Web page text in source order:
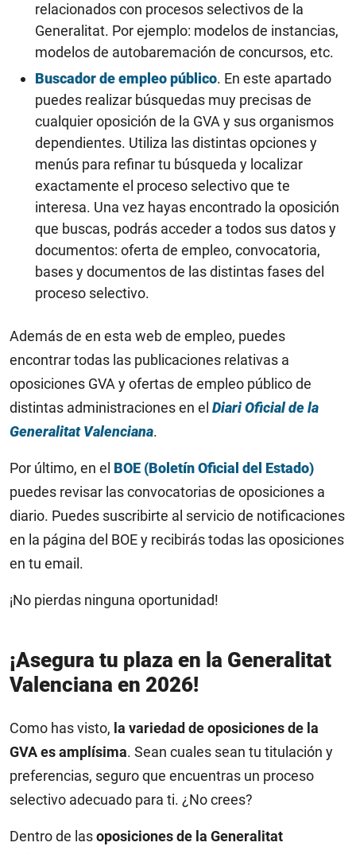
relacionados con procesos selectivos de la
Generalitat. Por ejemplo: modelos de instancias,
modelos de autobaremación de concursos, etc.
Buscador de empleo público. En este apartado
puedes realizar búsquedas muy precisas de
cualquier oposición de la GVA y sus organismos
dependientes. Utiliza las distintas opciones y
menús para refinar tu búsqueda y localizar
exactamente el proceso selectivo que te
interesa. Una vez hayas encontrado la oposición
que buscas, podrás acceder a todos sus datos y
documentos: oferta de empleo, convocatoria,
bases y documentos de las distintas fases del
proceso selectivo.
Además de en esta web de empleo, puedes
encontrar todas las publicaciones relativas a
oposiciones GVA y ofertas de empleo público de
distintas administraciones en el Diari Oficial de la
Generalitat Valenciana.
Por último, en el BOE (Boletín Oficial del Estado)
puedes revisar las convocatorias de oposiciones a
diario. Puedes suscribirte al servicio de notificaciones
en la página del BOE y recibirás todas las oposiciones
en tu email.
¡No pierdas ninguna oportunidad!
¡Asegura tu plaza en la Generalitat
Valenciana en 2026!
Como has visto, la variedad de oposiciones de la
GVA es amplísima. Sean cuales sean tu titulación y
preferencias, seguro que encuentras un proceso
selectivo adecuado para ti. ¿No crees?
Dentro de lasoposiciones de la Generalitat